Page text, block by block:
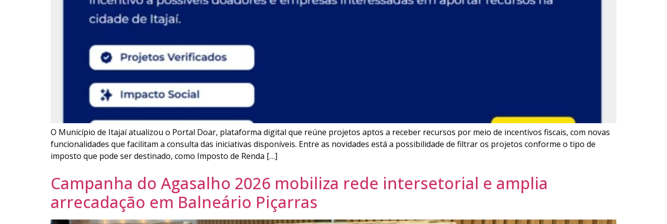
O Município de Itajaí atualizou o Portal Doar, plataforma digital que reúne projetos aptos a receber recursos por meio de incentivos fiscais, com novas
funcionalidades que facilitam a consulta das iniciativas disponíveis. Entre as novidades está a possibilidade de filtrar os projetos conforme o tipo de
imposto que pode ser destinado, como Imposto de Renda […]
Campanha do Agasalho 2026 mobiliza rede intersetorial e amplia
arrecadação em Balneário Piçarras